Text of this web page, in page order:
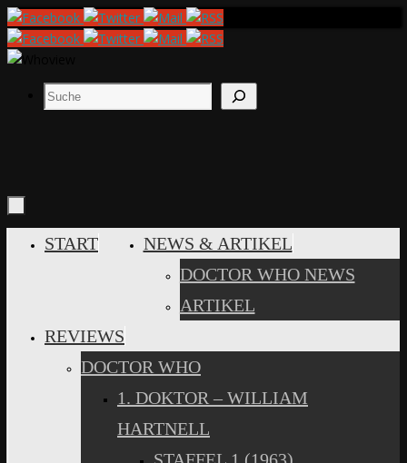
Zum
Inhalt
springen
Suchen
INHALT
START
NEWS & ARTIKEL
DOCTOR WHO NEWS
ARTIKEL
REVIEWS
DOCTOR WHO
1. DOKTOR – WILLIAM
HARTNELL